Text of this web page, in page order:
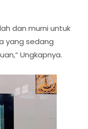
dan murni untuk
yang sedang
Ungkapnya.